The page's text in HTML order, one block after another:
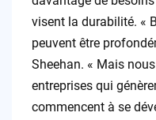
visent la durabilité. «
peuvent être
Sheehan. « Mais
entreprises qui
commencent à se